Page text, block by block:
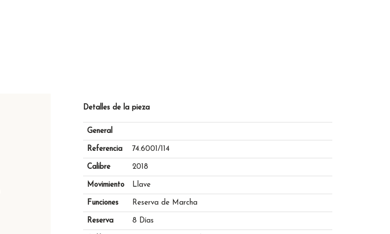
Detalles de la pieza
General
Referencia 74.6001/114
Calibre 2018
Movimiento Llave
Funciones Reserva de Marcha
Reserva 8 Días